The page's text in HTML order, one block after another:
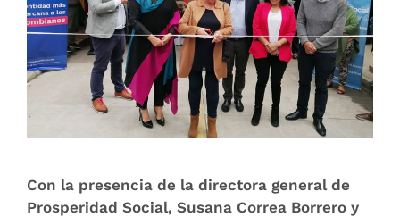
Con la presencia de la directora general de
Prosperidad Social, Susana Correa Borrero y